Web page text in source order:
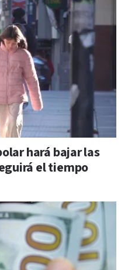
hará bajar las
el tiempo